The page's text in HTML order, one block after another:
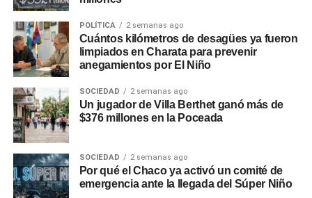
POLÍTICA 2 semanas ago
Cuántos kilómetros de desagües ya fueron
limpiados en Charata para prevenir
anegamientos por El Niño
SOCIEDAD 2 semanas ago
Un jugador de Villa Berthet ganó más de
$376 millones en la Poceada
SOCIEDAD 2 semanas ago
Por qué el Chaco ya activó un comité de
emergencia ante la llegada del Súper Niño